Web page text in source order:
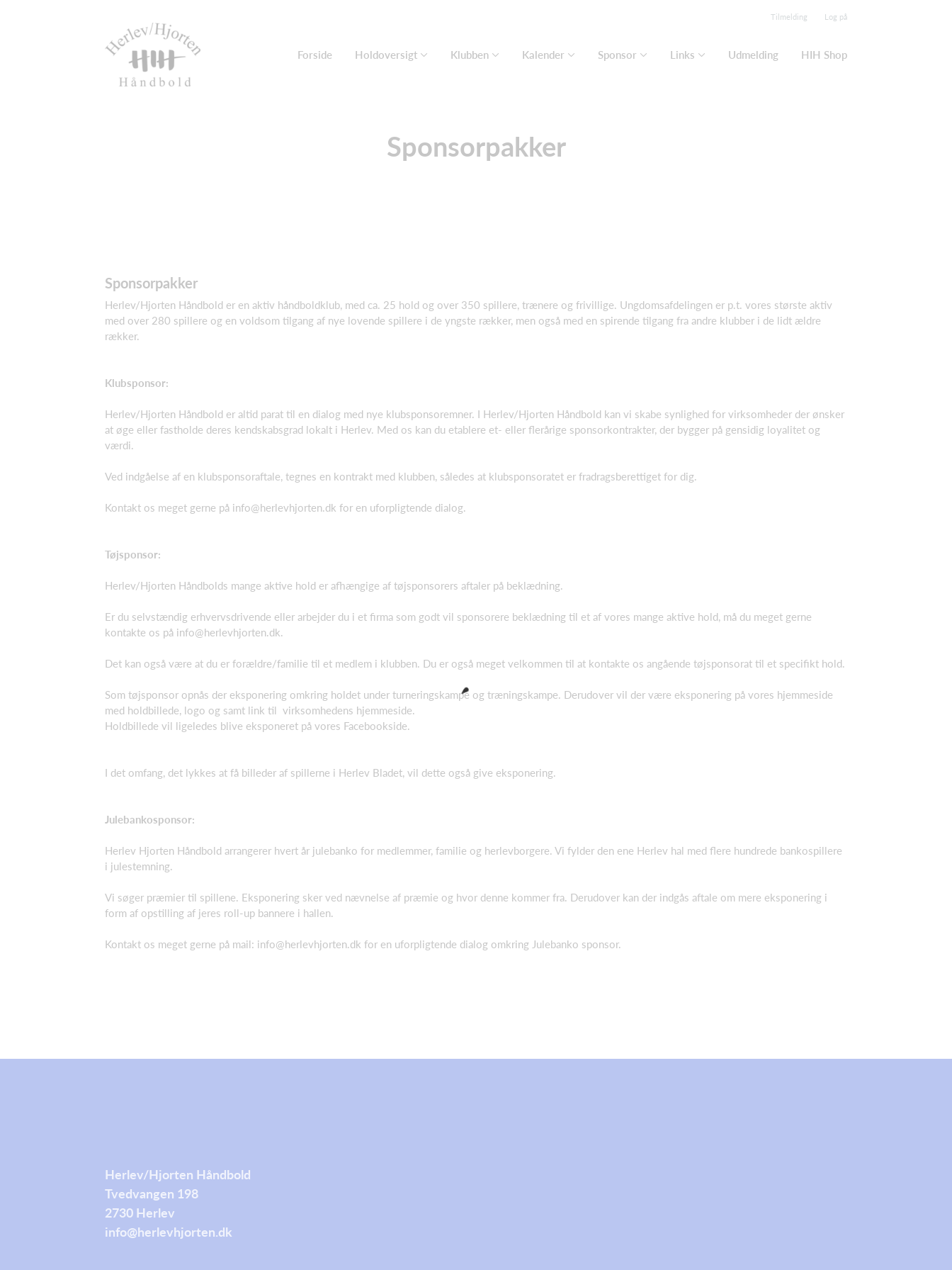
Tilmelding Log på
Forside Holdoversigt Klubben Kalender Sponsor Links Udmelding HIH Shop
Sponsorpakker
Sponsorpakker
Herlev/Hjorten Håndbold er en aktiv håndboldklub, med ca. 25 hold og over 350 spillere, trænere og frivillige. Ungdomsafdelingen er p.t. vores største aktiv
med over 280 spillere og en voldsom tilgang af nye lovende spillere i de yngste rækker, men også med en spirende tilgang fra andre klubber i de lidt ældre
rækker.
Klubsponsor:
Herlev/Hjorten Håndbold er altid parat til en dialog med nye klubsponsoremner. I Herlev/Hjorten Håndbold kan vi skabe synlighed for virksomheder der ønsker
at øge eller fastholde deres kendskabsgrad lokalt i Herlev. Med os kan du etablere et- eller flerårige sponsorkontrakter, der bygger på gensidig loyalitet og
værdi.
Ved indgåelse af en klubsponsoraftale, tegnes en kontrakt med klubben, således at klubsponsoratet er fradragsberettiget for dig.
Kontakt os meget gerne på info@herlevhjorten.dk for en uforpligtende dialog.
Tøjsponsor:
Herlev/Hjorten Håndbolds mange aktive hold er afhængige af tøjsponsorers aftaler på beklædning.
Er du selvstændig erhvervsdrivende eller arbejder du i et firma som godt vil sponsorere beklædning til et af vores mange aktive hold, må du meget gerne
kontakte os på info@herlevhjorten.dk.
Det kan også være at du er forældre/familie til et medlem i klubben. Du er også meget velkommen til at kontakte os angående tøjsponsorat til et specifikt hold.
Som tøjsponsor opnås der eksponering omkring holdet under turneringskampe og træningskampe. Derudover vil der være eksponering på vores hjemmeside
med holdbillede, logo og samt link til virksomhedens hjemmeside.
Holdbillede vil ligeledes blive eksponeret på vores Facebookside.
I det omfang, det lykkes at få billeder af spillerne i Herlev Bladet, vil dette også give eksponering.
Julebankosponsor:
Herlev Hjorten Håndbold arrangerer hvert år julebanko for medlemmer, familie og herlevborgere. Vi fylder den ene Herlev hal med flere hundrede bankospillere
i julestemning.
Vi søger præmier til spillene. Eksponering sker ved nævnelse af præmie og hvor denne kommer fra. Derudover kan der indgås aftale om mere eksponering i
form af opstilling af jeres roll-up bannere i hallen.
Kontakt os meget gerne på mail: info@herlevhjorten.dk for en uforpligtende dialog omkring Julebanko sponsor.
Herlev/Hjorten Håndbold
Tvedvangen 198
2730 Herlev
info@herlevhjorten.dk